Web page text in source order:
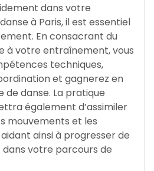
dans votre
à Paris, il est essentiel
En consacrant du
à votre entraînement, vous
techniques,
et gagnerez en
de danse. La pratique
également d’assimiler
mouvements et les
ainsi à progresser de
votre parcours de